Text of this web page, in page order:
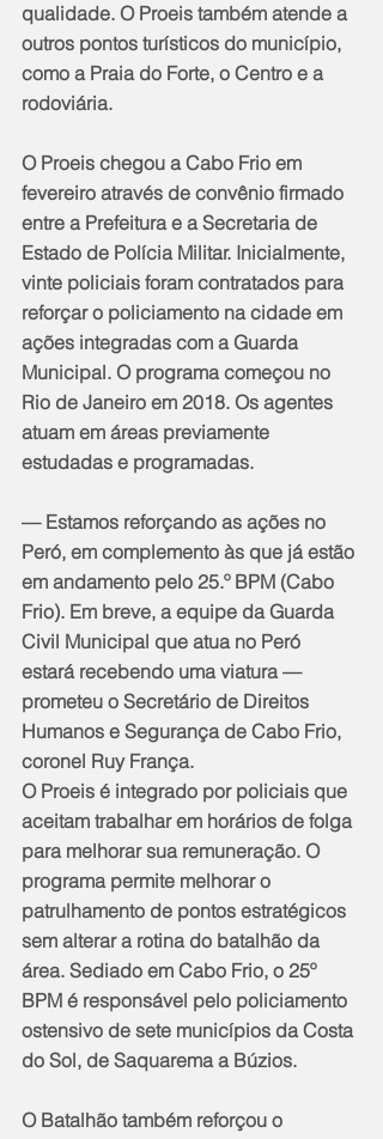
qualidade. O Proeis também atende a
outros pontos turísticos do município,
como a Praia do Forte, o Centro e a
rodoviária.
O Proeis chegou a Cabo Frio em
fevereiro através de convênio firmado
entre a Prefeitura e a Secretaria de
Estado de Polícia Militar. Inicialmente,
vinte policiais foram contratados para
reforçar o policiamento na cidade em
ações integradas com a Guarda
Municipal. O programa começou no
Rio de Janeiro em 2018. Os agentes
atuam em áreas previamente
estudadas e programadas.
— Estamos reforçando as ações no
Peró, em complemento às que já estão
em andamento pelo 25.º BPM (Cabo
Frio). Em breve, a equipe da Guarda
Civil Municipal que atua no Peró
estará recebendo uma viatura —
prometeu o Secretário de Direitos
Humanos e Segurança de Cabo Frio,
coronel Ruy França.
O Proeis é integrado por policiais que
aceitam trabalhar em horários de folga
para melhorar sua remuneração. O
programa permite melhorar o
patrulhamento de pontos estratégicos
sem alterar a rotina do batalhão da
área. Sediado em Cabo Frio, o 25º
BPM é responsável pelo policiamento
ostensivo de sete municípios da Costa
do Sol, de Saquarema a Búzios.
O Batalhão também reforçou o